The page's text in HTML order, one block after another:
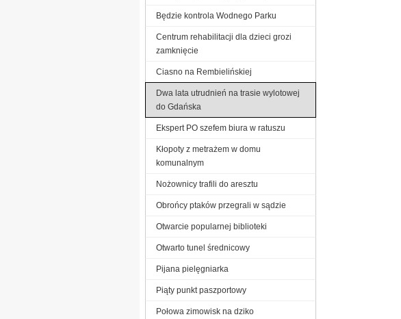
Będzie kontrola Wodnego Parku
Centrum rehabilitacji dla dzieci grozi
zamknięcie
Ciasno na Rembielińskiej
Dwa lata utrudnień na trasie wylotowej
do Gdańska
Ekspert PO szefem biura w ratuszu
Kłopoty z metrażem w domu
komunalnym
Nożownicy trafili do aresztu
Obrońcy ptaków przegrali w sądzie
Otwarcie popularnej biblioteki
Otwarto tunel średnicowy
Pijana pielęgniarka
Piąty punkt paszportowy
Połowa zimowisk na dziko